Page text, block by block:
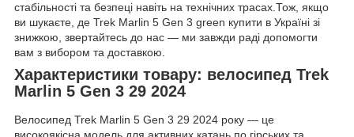
стабільності та безпеці навіть на технічних трасах.Тож, якщо
ви шукаєте, де Trek Marlin 5 Gen 3 green купити в Україні зі
знижкою, звертайтесь до нас — ми завжди раді допомогти
вам з вибором та доставкою.
Характеристики товару: велосипед Trek
Marlin 5 Gen 3 29 2024
Велосипед Trek Marlin 5 Gen 3 29 2024 року — це